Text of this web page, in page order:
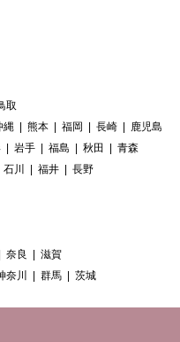
取
縄 熊本 福岡 長崎
鹿児島
岩手 福島 秋田
青森
石川 福井
長野
奈良
滋賀
奈川 群馬 茨城